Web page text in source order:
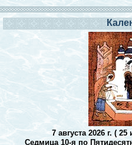
7 августа 2026 г. (
Седмица 10-я по